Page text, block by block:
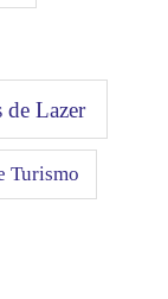
de Lazer
Turismo